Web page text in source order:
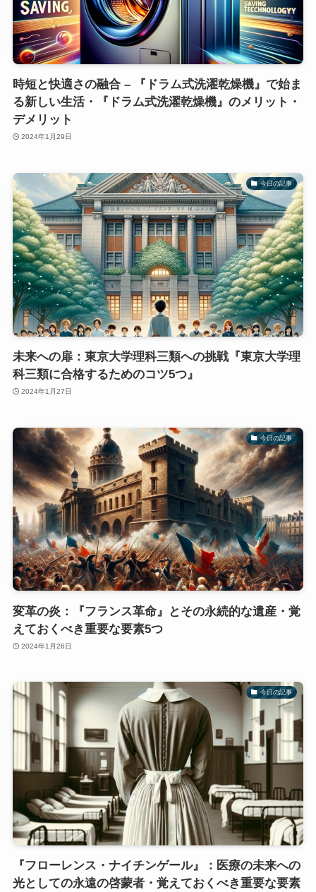
時短と快適さの融合 – 『ドラム式洗濯乾燥機』で始ま
る新しい生活・『ドラム式洗濯乾燥機』のメリット・
デメリット
2024年1月29日
今日の記事
未来への扉：東京大学理科三類への挑戦『東京大学理
科三類に合格するためのコツ5つ』
2024年1月27日
今日の記事
変革の炎：『フランス革命』とその永続的な遺産・覚
えておくべき重要な要素5つ
2024年1月26日
今日の記事
『フローレンス・ナイチンゲール』：医療の未来への
光としての永遠の啓蒙者・覚えておくべき重要な要素